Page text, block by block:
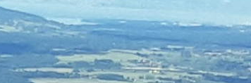
Randonnée VTT
Spéléologie
Survie
Canyoning Rando Aquatique
Trail running
Escalade via Ferrata
Alpinisme Cascade de Glace